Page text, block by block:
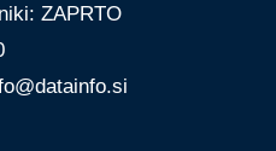
ZAPRTO